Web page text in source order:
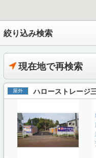
絞り込み検索
現在地で再検索
屋外 ハローストレージ